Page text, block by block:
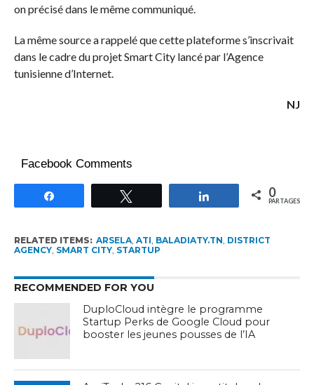
on précisé dans le même communiqué.
La même source a rappelé que cette plateforme s’inscrivait
dans le cadre du projet Smart City lancé par l’Agence
tunisienne d’Internet.
NJ
Facebook Comments
Partagez 0
PARTAGES
RELATED ITEMS: ARSELA, ATI, BALADIATY.TN, DISTRICT
AGENCY, SMART CITY, STARTUP
RECOMMENDED FOR YOU
DuploCloud intègre le programme
Startup Perks de Google Cloud pour
booster les jeunes pousses de l’IA